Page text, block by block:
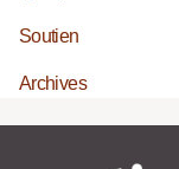
Soutien
Archives